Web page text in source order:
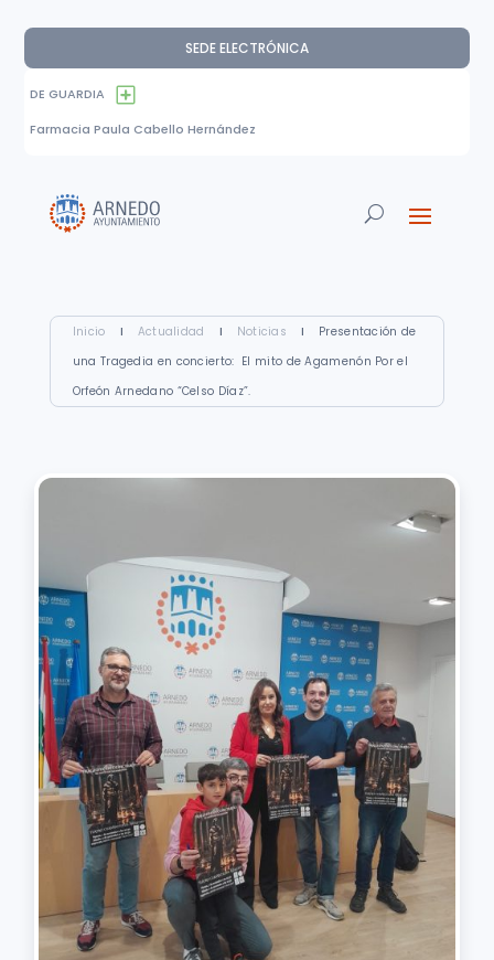
SEDE ELECTRÓNICA
DE GUARDIA
Farmacia Paula Cabello Hernández
Inicio I Actualidad I Noticias I
Presentación de
una Tragedia en concierto: El mito de Agamenón Por el
Orfeón Arnedano “Celso Díaz”.